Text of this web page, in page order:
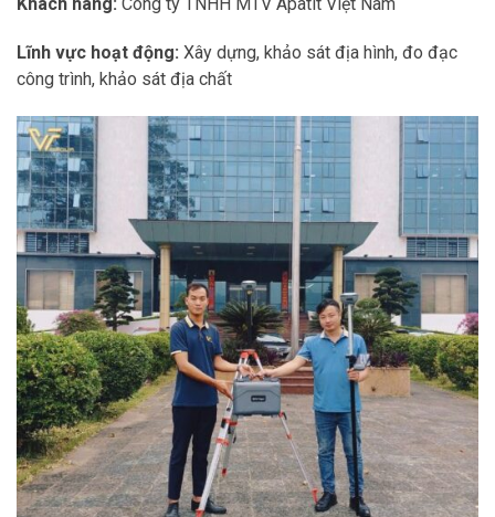
Lĩnh vực hoạt động: Xây dựng, khảo sát địa hình, đo đạc
công trình, khảo sát địa chất